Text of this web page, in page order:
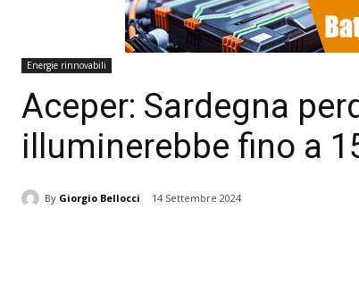
Energie rinnovabili
Aceper: Sardegna
illuminerebbe fino a
By Giorgio Bellocci 14 Settembre 2024